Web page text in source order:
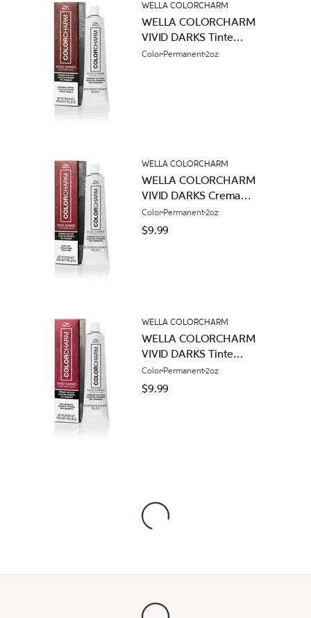
WELLA COLORCHARM
WELLA COLORCHARM
VIVID DARKS Tinte
Permanente en Crema
Color Permanent2oz
WELLA COLORCHARM
WELLA COLORCHARM
VIVID DARKS Crema
Colorante Permanente
Rojo Rubí
Color Permanent2oz
$9.99
WELLA COLORCHARM
WELLA COLORCHARM
VIVID DARKS Tinte
Permanente en Crema
Muy Magenta
Color Permanent2oz
$9.99